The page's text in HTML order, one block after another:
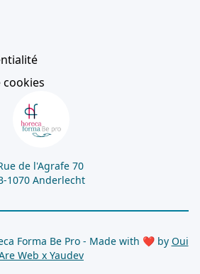
de l'Agrafe 70
1070 Anderlecht
Forma Be Pro - Made with ❤ by Oui
Web x Yaudev